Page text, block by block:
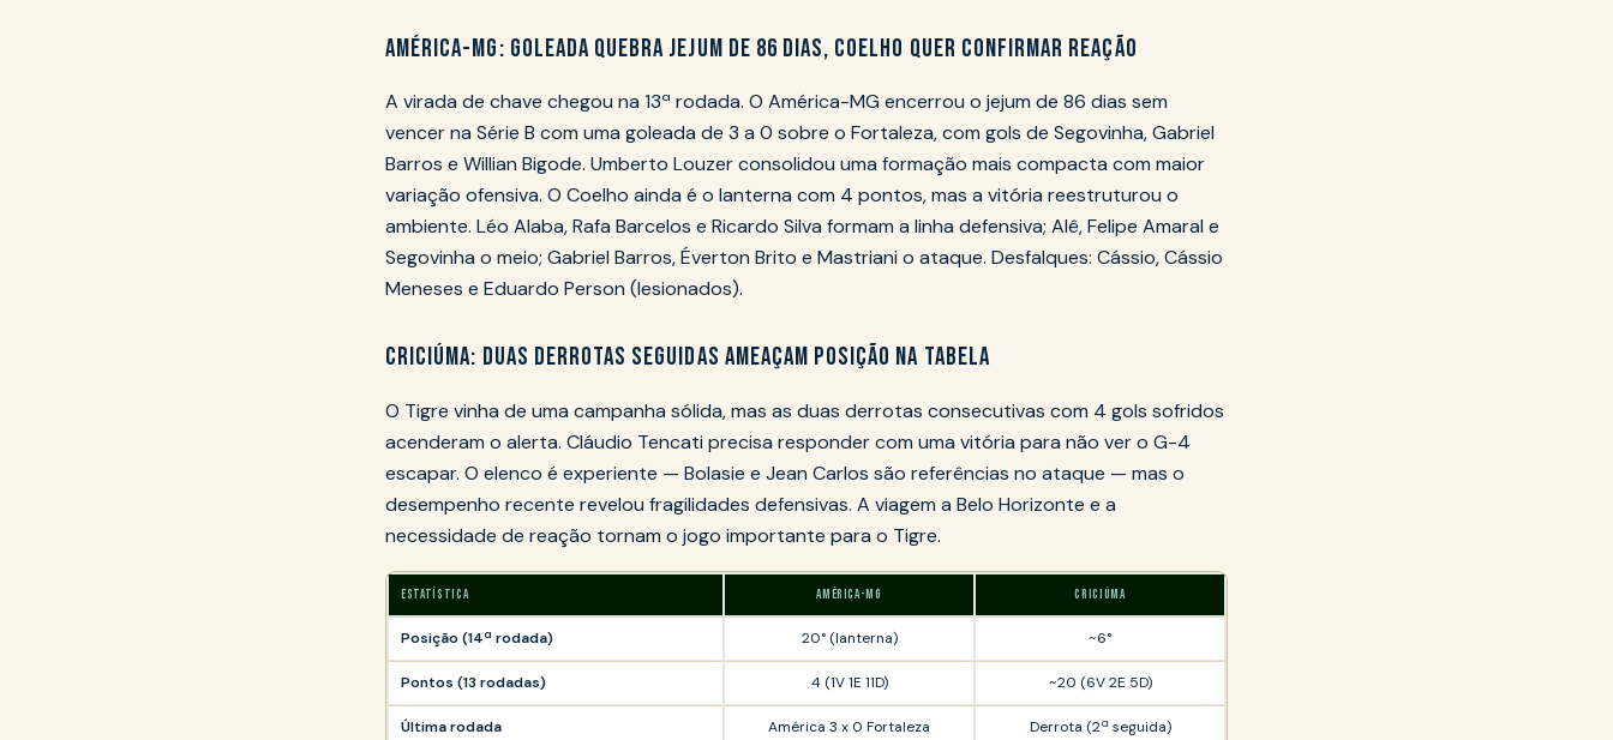
AMÉRICA-MG: GOLEADA QUEBRA JEJUM DE 86 DIAS, COELHO QUER CONFIRMAR REAÇÃO
A virada de chave chegou na 13ª rodada. O América-MG encerrou o jejum de 86 dias sem
vencer na Série B com uma goleada de 3 a 0 sobre o Fortaleza, com gols de Segovinha, Gabriel
Barros e Willian Bigode. Umberto Louzer consolidou uma formação mais compacta com maior
variação ofensiva. O Coelho ainda é o lanterna com 4 pontos, mas a vitória reestruturou o
ambiente. Léo Alaba, Rafa Barcelos e Ricardo Silva formam a linha defensiva; Alê, Felipe Amaral e
Segovinha o meio; Gabriel Barros, Éverton Brito e Mastriani o ataque. Desfalques: Cássio, Cássio
Meneses e Eduardo Person (lesionados).
CRICIÚMA: DUAS DERROTAS SEGUIDAS AMEAÇAM POSIÇÃO NA TABELA
O Tigre vinha de uma campanha sólida, mas as duas derrotas consecutivas com 4 gols sofridos
acenderam o alerta. Cláudio Tencati precisa responder com uma vitória para não ver o G-4
escapar. O elenco é experiente — Bolasie e Jean Carlos são referências no ataque — mas o
desempenho recente revelou fragilidades defensivas. A viagem a Belo Horizonte e a
necessidade de reação tornam o jogo importante para o Tigre.
ESTATÍSTICA AMÉRICA-MG CRICIÚMA
Posição (14ª rodada) 20° (lanterna) ~6°
Pontos (13 rodadas) 4 (1V 1E 11D) ~20 (6V 2E 5D)
Última rodada América 3 x 0 Fortaleza Derrota (2ª seguida)